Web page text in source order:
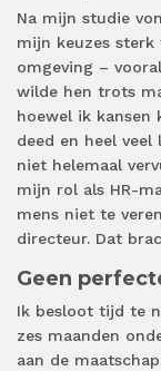
Na mijn studie
mijn keuzes
omgeving –
wilde hen trots
hoewel ik kansen
deed en heel veel
niet helemaal
mijn rol als HR-
mens niet te
directeur. Dat
Geen
Ik besloot tijd te
zes maanden
aan de